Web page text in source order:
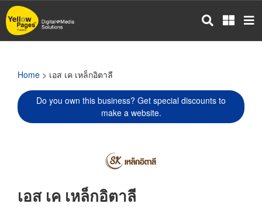
Skip
to
main
Home > เอส เค เหล็กอิตาลี
Do you own this business? Get special discounts to
make a website.
เอส เค เหล็กอิตาลี